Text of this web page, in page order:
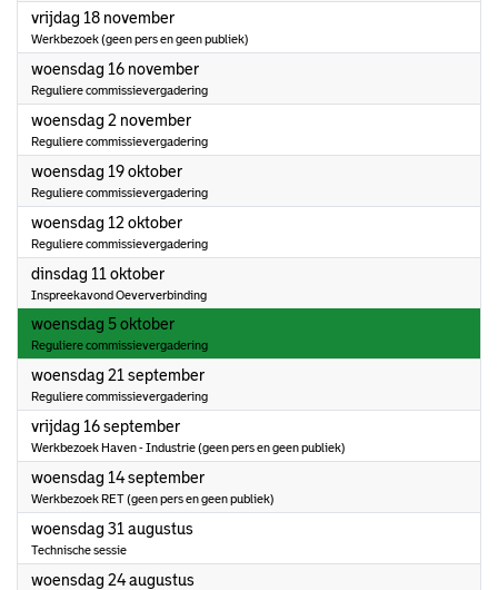
vrijdag 18 november2022
Werkbezoek (geen pers en geen publiek)
woensdag 16 november2022
Reguliere commissievergadering
woensdag 2 november2022
Reguliere commissievergadering
woensdag 19 oktober2022
Reguliere commissievergadering
woensdag 12 oktober2022
Reguliere commissievergadering
dinsdag 11 oktober2022
Inspreekavond Oeververbinding
woensdag 5 oktober2022
Reguliere commissievergadering
woensdag 21 september2022
Reguliere commissievergadering
vrijdag 16 september2022
Werkbezoek Haven - Industrie (geen pers en geen publiek)
woensdag 14 september2022
Werkbezoek RET (geen pers en geen publiek)
woensdag 31 augustus
Technische sessie
woensdag 24 augustus